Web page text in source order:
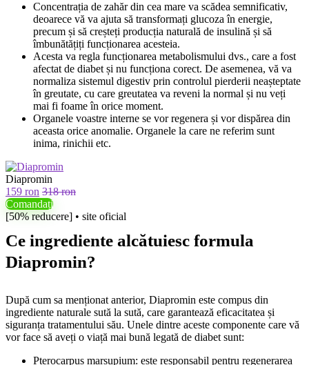
Concentrația de zahăr din cea mare va scădea semnificativ,
deoarece vă va ajuta să transformați glucoza în energie,
precum și să creșteți producția naturală de insulină și să
îmbunătățiți funcționarea acesteia.
Acesta va regla funcționarea metabolismului dvs., care a fost
afectat de diabet și nu funcționa corect. De asemenea, vă va
normaliza sistemul digestiv prin controlul pierderii neașteptate
în greutate, cu care greutatea va reveni la normal și nu veți
mai fi foame în orice moment.
Organele voastre interne se vor regenera și vor dispărea din
aceasta orice anomalie. Organele la care ne referim sunt
inima, rinichii etc.
Diapromin
159 ron 318 ron
Comandați
[50% reducere] • site oficial
Ce ingrediente alcătuiesc formula
Diapromin?
După cum sa menționat anterior, Diapromin este compus din
ingrediente naturale sută la sută, care garantează eficacitatea și
siguranța tratamentului său. Unele dintre aceste componente care vă
vor face să aveți o viață mai bună legată de diabet sunt:
Pterocarpus marsupium: este responsabil pentru regenerarea